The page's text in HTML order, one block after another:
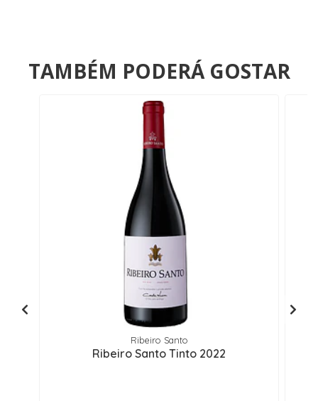
TAMBÉM PODERÁ GOSTAR
Ribeiro Santo
Ribeiro Santo Tinto 2022